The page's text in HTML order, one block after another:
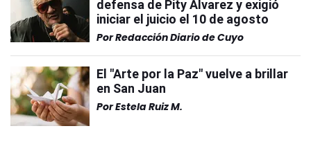
defensa de Pity Álvarez y exigió
iniciar el juicio el 10 de agosto
PorRedacción Diario de Cuyo
El "Arte por la Paz" vuelve a brillar
en San Juan
PorEstela Ruiz M.